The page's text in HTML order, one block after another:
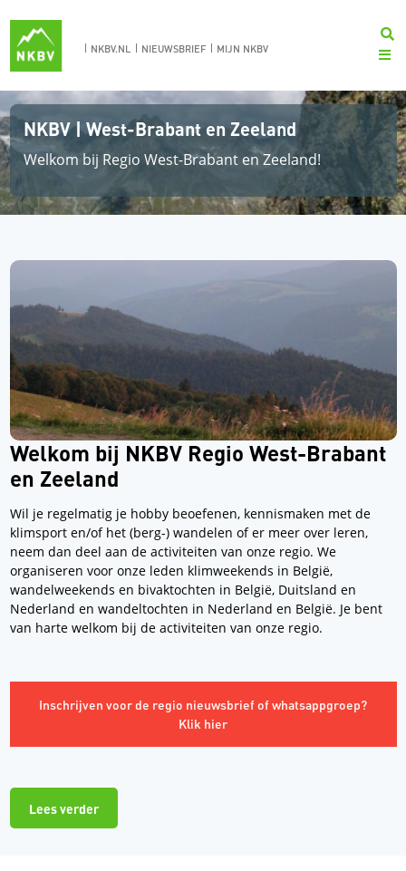
NKBV.NL NIEUWSBRIEF MIJN NKBV
NKBV | West-Brabant en Zeeland
Welkom bij Regio West-Brabant en Zeeland!
Welkom bij NKBV Regio West-Brabant
en Zeeland
Wil je regelmatig je hobby beoefenen, kennismaken met de
klimsport en/of het (berg-) wandelen of er meer over leren,
neem dan deel aan de activiteiten van onze regio. We
organiseren voor onze leden klimweekends in België,
wandelweekends en bivaktochten in België, Duitsland en
Nederland en wandeltochten in Nederland en België. Je bent
van harte welkom bij de activiteiten van onze regio.
Inschrijven voor de regio nieuwsbrief of whatsappgroep?
Klik hier
Lees verder